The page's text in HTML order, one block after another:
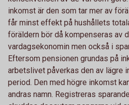
inkomst är den som tar mer av
får minst effekt på hushållets
föräldern bör då kompenseras av
vardagsekonomin men också i
Eftersom pensionen grundas på
arbetslivet påverkas den av lägre
period. Den med högre inkomst
andras namn. Registreras